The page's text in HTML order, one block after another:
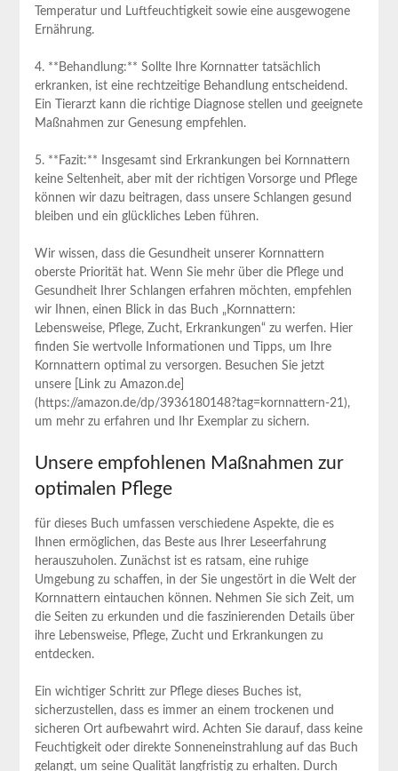
Temperatur und Luftfeuchtigkeit sowie eine ausgewogene
Ernährung.
4. **Behandlung:** Sollte Ihre Kornnatter tatsächlich
erkranken, ist eine rechtzeitige Behandlung entscheidend.
Ein Tierarzt kann die richtige Diagnose stellen und geeignete
Maßnahmen zur Genesung empfehlen.
5. **Fazit:** Insgesamt sind Erkrankungen bei Kornnattern
keine Seltenheit, aber mit der richtigen Vorsorge und Pflege
können wir dazu beitragen, dass unsere Schlangen gesund
bleiben und ein glückliches Leben führen.
Wir wissen, dass die Gesundheit unserer Kornnattern
oberste Priorität hat. Wenn Sie mehr über die Pflege und
Gesundheit Ihrer Schlangen erfahren möchten, empfehlen
wir Ihnen, einen Blick in das Buch „Kornnattern:
Lebensweise, Pflege, Zucht, Erkrankungen“ zu werfen. Hier
finden Sie wertvolle Informationen und Tipps, um Ihre
Kornnattern optimal zu versorgen. Besuchen Sie jetzt
unsere [Link zu Amazon.de]
(https://amazon.de/dp/3936180148?tag=kornnattern-21),
um mehr zu erfahren und Ihr Exemplar zu sichern.
Unsere empfohlenen Maßnahmen zur
optimalen Pflege
für dieses Buch umfassen verschiedene Aspekte, die es
Ihnen ermöglichen, das Beste aus Ihrer Leseerfahrung
herauszuholen. Zunächst ist es ratsam, eine ruhige
Umgebung zu schaffen, in der Sie ungestört in die Welt der
Kornnattern eintauchen können. Nehmen Sie sich Zeit, um
die Seiten zu erkunden und die faszinierenden Details über
ihre Lebensweise, Pflege, Zucht und Erkrankungen zu
entdecken.
Ein wichtiger Schritt zur Pflege dieses Buches ist,
sicherzustellen, dass es immer an einem trockenen und
sicheren Ort aufbewahrt wird. Achten Sie darauf, dass keine
Feuchtigkeit oder direkte Sonneneinstrahlung auf das Buch
gelangt, um seine Qualität langfristig zu erhalten. Durch